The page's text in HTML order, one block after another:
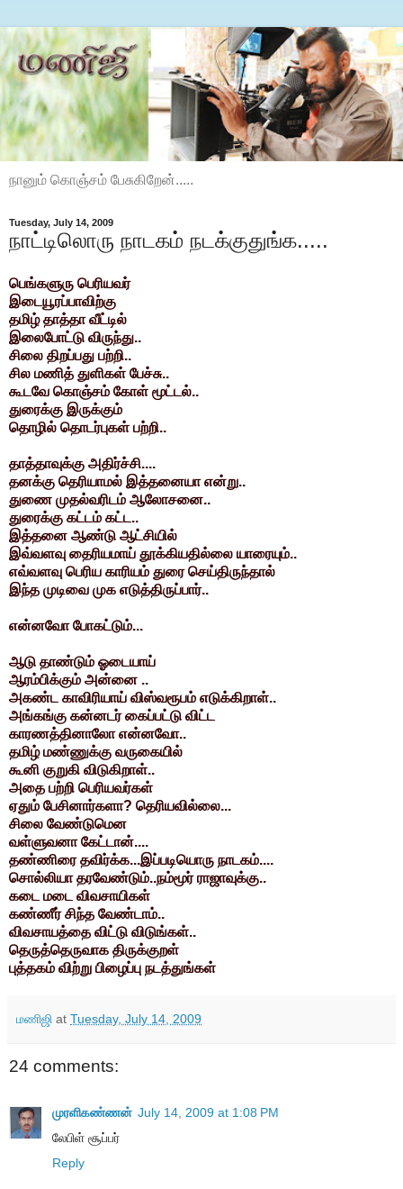
நானும் கொஞ்சம் பேசுகிறேன்.....
Tuesday, July 14, 2009
நாட்டிலொரு நாடகம் நடக்குதுங்க.....
பெங்களுரு பெரியவர்
இடையூரப்பாவிற்கு
தமிழ் தாத்தா வீட்டில்
இலைபோட்டு விருந்து..
சிலை திறப்பது பற்றி..
சில மணித் துளிகள் பேச்சு..
கூடவே கொஞ்சம் கோள் மூட்டல்..
துரைக்கு இருக்கும்
தொழில் தொடர்புகள் பற்றி..
தாத்தாவுக்கு அதிர்ச்சி....
தனக்கு தெரியாமல் இத்தனையா என்று..
துணை முதல்வரிடம் ஆலோசனை..
துரைக்கு கட்டம் கட்ட..
இத்தனை ஆண்டு ஆட்சியில்
இவ்வளவு தைரியமாய் தூக்கியதில்லை யாரையும்..
எவ்வளவு பெரிய காரியம் துரை செய்திருந்தால்
இந்த முடிவை முக எடுத்திருப்பார்..
என்னவோ போகட்டும்...
ஆடு தாண்டும் ஓடையாய்
ஆரம்பிக்கும் அன்னை ..
அகண்ட காவிரியாய் விஸ்வரூபம் எடுக்கிறாள்..
அங்கங்கு கன்னடர் கைப்பட்டு விட்ட
காரணத்தினாலோ என்னவோ..
தமிழ் மண்ணுக்கு வருகையில்
கூனி குறுகி விடுகிறாள்..
அதை பற்றி பெரியவர்கள்
ஏதும் பேசினார்களா? தெரியவில்லை...
சிலை வேண்டுமென
வள்ளுவனா கேட்டான்....
தண்ணிரை தவிர்க்க...இப்படியொரு நாடகம்....
சொல்லியா தரவேண்டும்..நம்மூர் ராஜாவுக்கு..
கடை மடை விவசாயிகள்
கண்ணீர் சிந்த வேண்டாம்..
விவசாயத்தை விட்டு விடுங்கள்..
தெருத்தெருவாக திருக்குறள்
புத்தகம் விற்று பிழைப்பு நடத்துங்கள்
மணிஜி at Tuesday, July 14, 2009
24 comments:
முரளிகண்ணன் July 14, 2009 at 1:08 PM
லேபிள் சூப்பர்
Reply